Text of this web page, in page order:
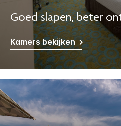
Goed slapen, beter
Kamers bekijken